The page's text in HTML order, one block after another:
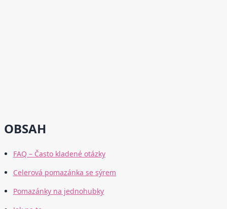
OBSAH
FAQ – Často kladené otázky
Celerová pomazánka se sýrem
Pomazánky na jednohubky